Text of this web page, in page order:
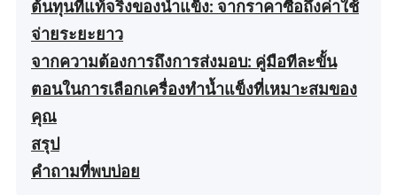
ต้นทุนที่แท้จริงของน้ำแข็ง: จากราคาซื้อถึงค่าใช้
จ่ายระยะยาว
จากความต้องการถึงการส่งมอบ: คู่มือทีละขั้น
ตอนในการเลือกเครื่องทำน้ำแข็งที่เหมาะสมของ
คุณ
สรุป
คำถามที่พบบ่อย